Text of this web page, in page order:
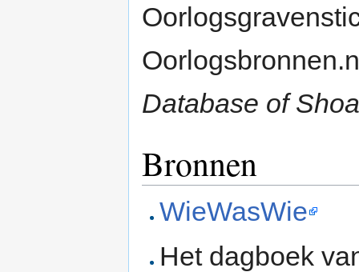
Database of
Bronnen
WieWasWie
Het dagboek